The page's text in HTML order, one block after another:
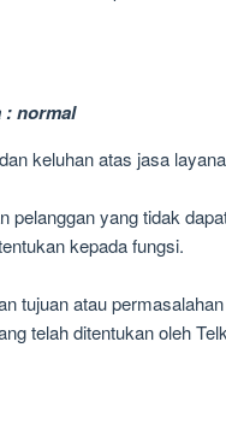
: normal
keluhan atas jasa
pelanggan yang tidak
kepada fungsi.
tujuan atau
telah ditentukan oleh